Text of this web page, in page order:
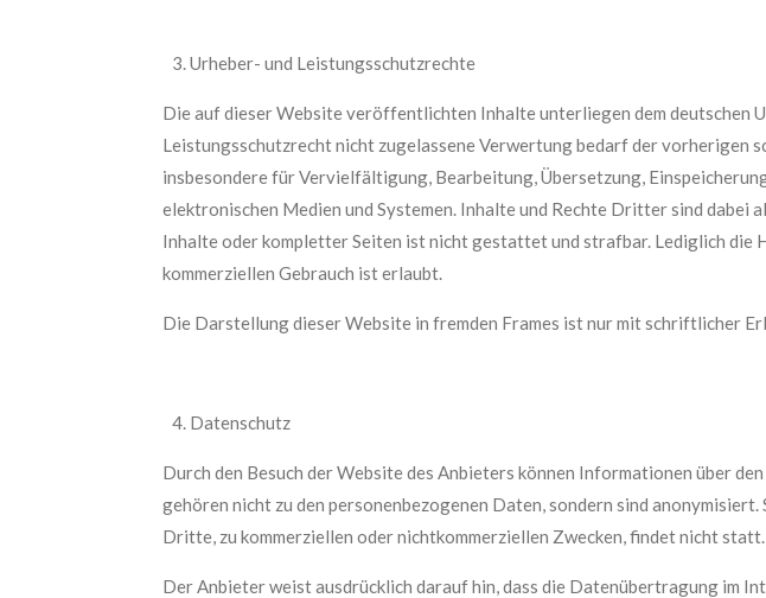
Urheber- und Leistungsschutzrechte
Die auf dieser Website veröffentlichten Inhalte unterliegen dem deutschen
Leistungsschutzrecht nicht zugelassene Verwertung bedarf der
insbesondere für Vervielfältigung, Bearbeitung, Übersetzung,
elektronischen Medien und Systemen. Inhalte und Rechte Dritter sind
Inhalte oder kompletter Seiten ist nicht gestattet und strafbar. Lediglich die
kommerziellen Gebrauch ist erlaubt.
Die Darstellung dieser Website in fremden Frames ist nur mit schriftlicher
Datenschutz
Durch den Besuch der Website des Anbieters können Informationen über
gehören nicht zu den personenbezogenen Daten, sondern sind
Dritte, zu kommerziellen oder nichtkommerziellen Zwecken, findet nicht statt.
Der Anbieter weist ausdrücklich darauf hin, dass die Datenübertragung im